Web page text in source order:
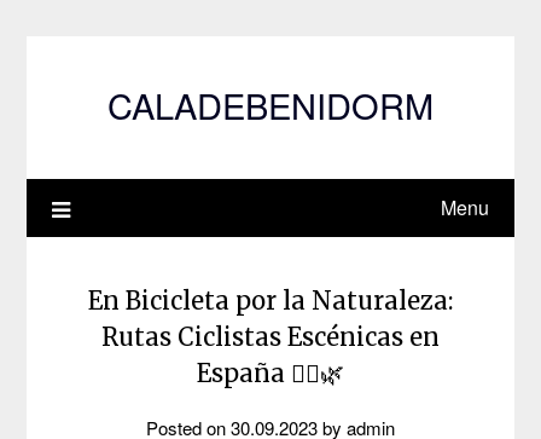
CALADEBENIDORM
Menu
En Bicicleta por la Naturaleza:
Rutas Ciclistas Escénicas en
España 🚴‍♂️🌿
Posted on30.09.2023by admin